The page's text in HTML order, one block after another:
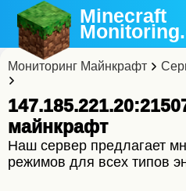
Minecraft
Monitoring
Мониторинг Майнкрафт
майнкрафт
Наш сервер предлагает
режимов для всех типов